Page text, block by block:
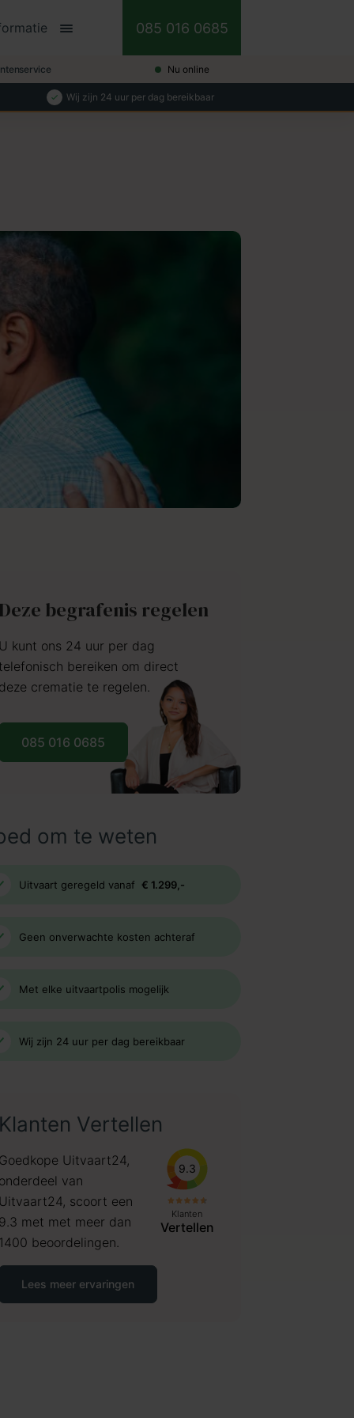
085 016 0685
Nu online
Wij zijn 24 uur per dag bereikbaar
begrafenis regelen
kunt ons 24 uur per dag
bereiken om direct
crematie te regelen.
085 016 0685
om te weten
Uitvaart geregeld vanaf € 1.299,-
Geen onverwachte kosten achteraf
Met elke uitvaartpolis mogelijk
Wij zijn 24 uur per dag bereikbaar
Vertellen
Uitvaart24,
van
scoort een
met met meer dan
beoordelingen.
9.3
Klanten
Vertellen
Lees meer ervaringen